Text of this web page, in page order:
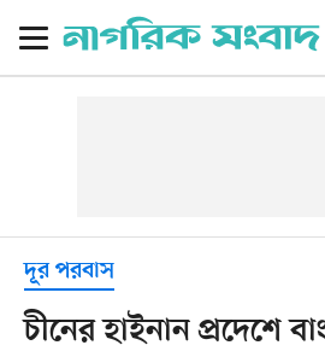
দূর পরবাস
চীনের হাইনান প্রদেশে